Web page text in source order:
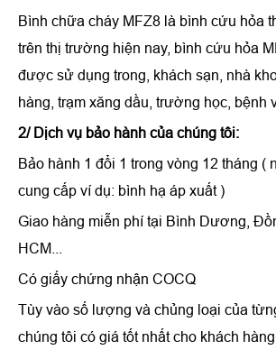
Bình chữa cháy MFZ8 là bình cứu hỏa
trên thị trường hiện nay, bình cứu hỏa
được sử dụng trong, khách sạn, nhà
hàng, trạm xăng dầu, trường học, bệnh
2/ Dịch vụ bảo hành của chúng tôi:
Bảo hành 1 đổi 1 trong vòng 12 tháng (
cung cấp ví dụ: bình hạ áp xuất )
Giao hàng miễn phí tại Bình Dương,
HCM...
Có giấy chứng nhận COCQ
Tùy vào số lượng và chủng loại của
chúng tôi có giá tốt nhất cho khách hàng.